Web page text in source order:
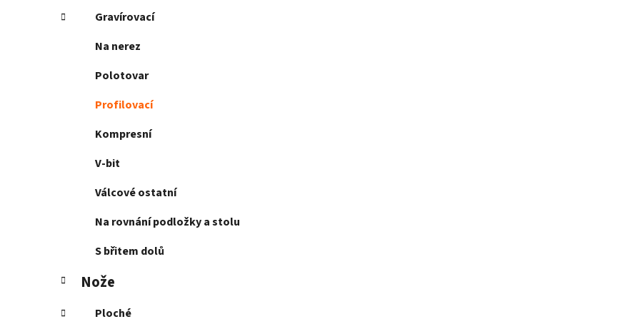
Gravírovací
Na nerez
Polotovar
Profilovací
Kompresní
V-bit
Válcové ostatní
Na rovnání podložky a stolu
S břitem dolů
Nože
Ploché